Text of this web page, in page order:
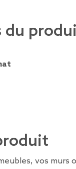
du
vos murs